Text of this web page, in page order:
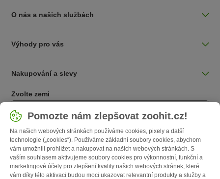
O nás a našich službách
Výhody pro vás
Nakupování a slevy
Zvolte zemi
Česká / CZ
Follow zooplus
Pomozte nám zlepšovat zoohit.cz!
Na našich webových stránkách používáme cookies, pixely a další
technologie („cookies“). Používáme základní soubory cookies, abychom
vám umožnili prohlížet a nakupovat na našich webových stránkách. S
vaším souhlasem aktivujeme soubory cookies pro výkonnostní, funkční a
marketingové účely pro zlepšení kvality našich webových stránek, které
vám díky této aktivaci budou moci ukazovat relevantní produkty a služby a